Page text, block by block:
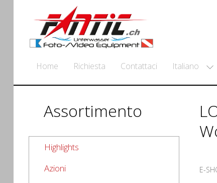
Home Richiesta Contattaci Italiano
Assortimento
Highlights
Azioni
E-